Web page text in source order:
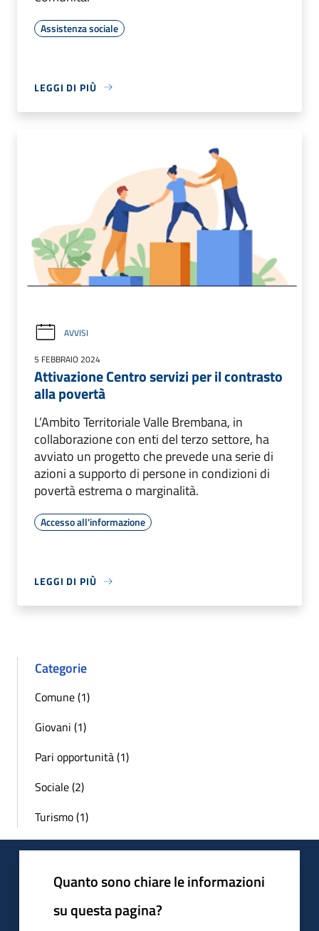
Assistenza sociale
LEGGI DI PIÙ
AVVISI
5 FEBBRAIO 2024
Attivazione Centro servizi per il contrasto
alla povertà
L’Ambito Territoriale Valle Brembana, in
collaborazione con enti del terzo settore, ha
avviato un progetto che prevede una serie di
azioni a supporto di persone in condizioni di
povertà estrema o marginalità.
Accesso all'informazione
LEGGI DI PIÙ
Categorie
Comune (1)
Giovani (1)
Pari opportunità (1)
Sociale (2)
Turismo (1)
Quanto sono chiare le informazioni
su questa pagina?